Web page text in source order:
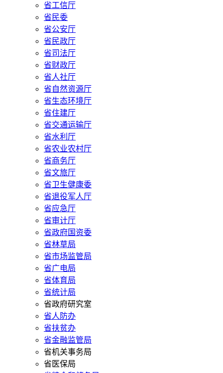
省工信厅
省民委
省公安厅
省民政厅
省司法厅
省财政厅
省人社厅
省自然资源厅
省生态环境厅
省住建厅
省交通运输厅
省水利厅
省农业农村厅
省商务厅
省文旅厅
省卫生健康委
省退役军人厅
省应急厅
省审计厅
省政府国资委
省林草局
省市场监管局
省广电局
省体育局
省统计局
省政府研究室
省人防办
省扶贫办
省金融监管局
省机关事务局
省医保局